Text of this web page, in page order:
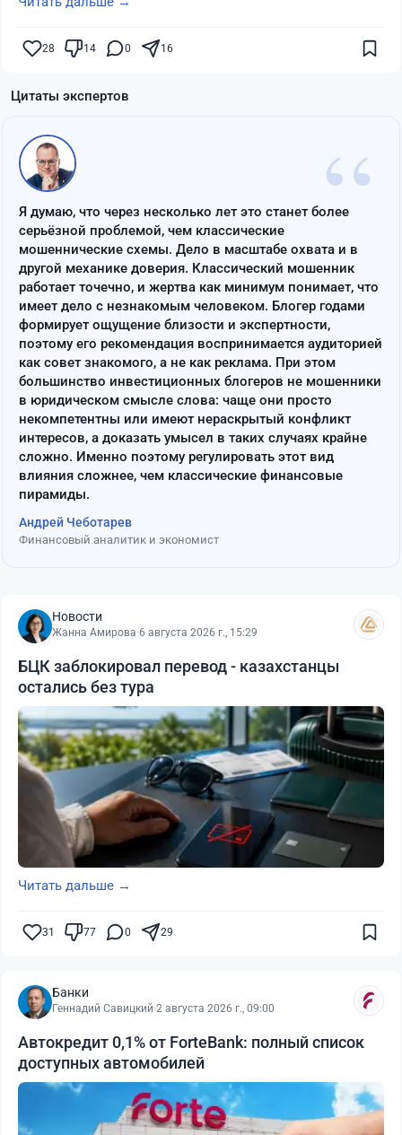
28 14 0 16
Цитаты экспертов
“
Я думаю, что через несколько лет это станет более
серьёзной проблемой, чем классические
мошеннические схемы. Дело в масштабе охвата и в
другой механике доверия. Классический мошенник
работает точечно, и жертва как минимум понимает, что
имеет дело с незнакомым человеком. Блогер годами
формирует ощущение близости и экспертности,
поэтому его рекомендация воспринимается аудиторией
как совет знакомого, а не как реклама. При этом
большинство инвестиционных блогеров не мошенники
в юридическом смысле слова: чаще они просто
некомпетентны или имеют нераскрытый конфликт
интересов, а доказать умысел в таких случаях крайне
сложно. Именно поэтому регулировать этот вид
влияния сложнее, чем классические финансовые
пирамиды.
Андрей Чеботарев
Финансовый аналитик и экономист
Новости
Жанна Амирова·6 августа 2026 г., 15:29
БЦК заблокировал перевод - казахстанцы
остались без тура
Читать дальше →
31 77 0 29
Банки
Геннадий Савицкий·2 августа 2026 г., 09:00
Автокредит 0,1% от ForteBank: полный список
доступных автомобилей